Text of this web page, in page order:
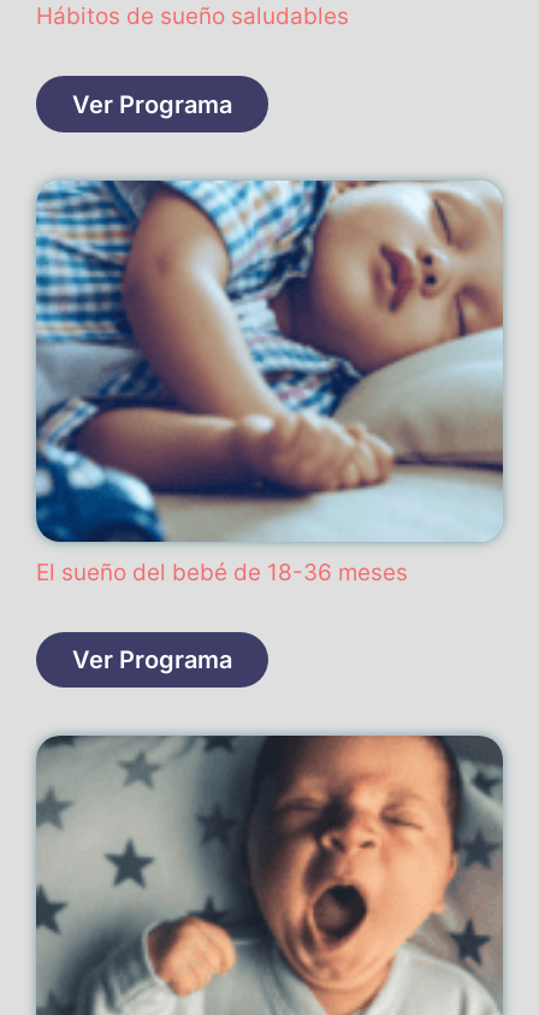
Hábitos de sueño saludables
Ver Programa
El sueño del bebé de 18-36 meses
Ver Programa